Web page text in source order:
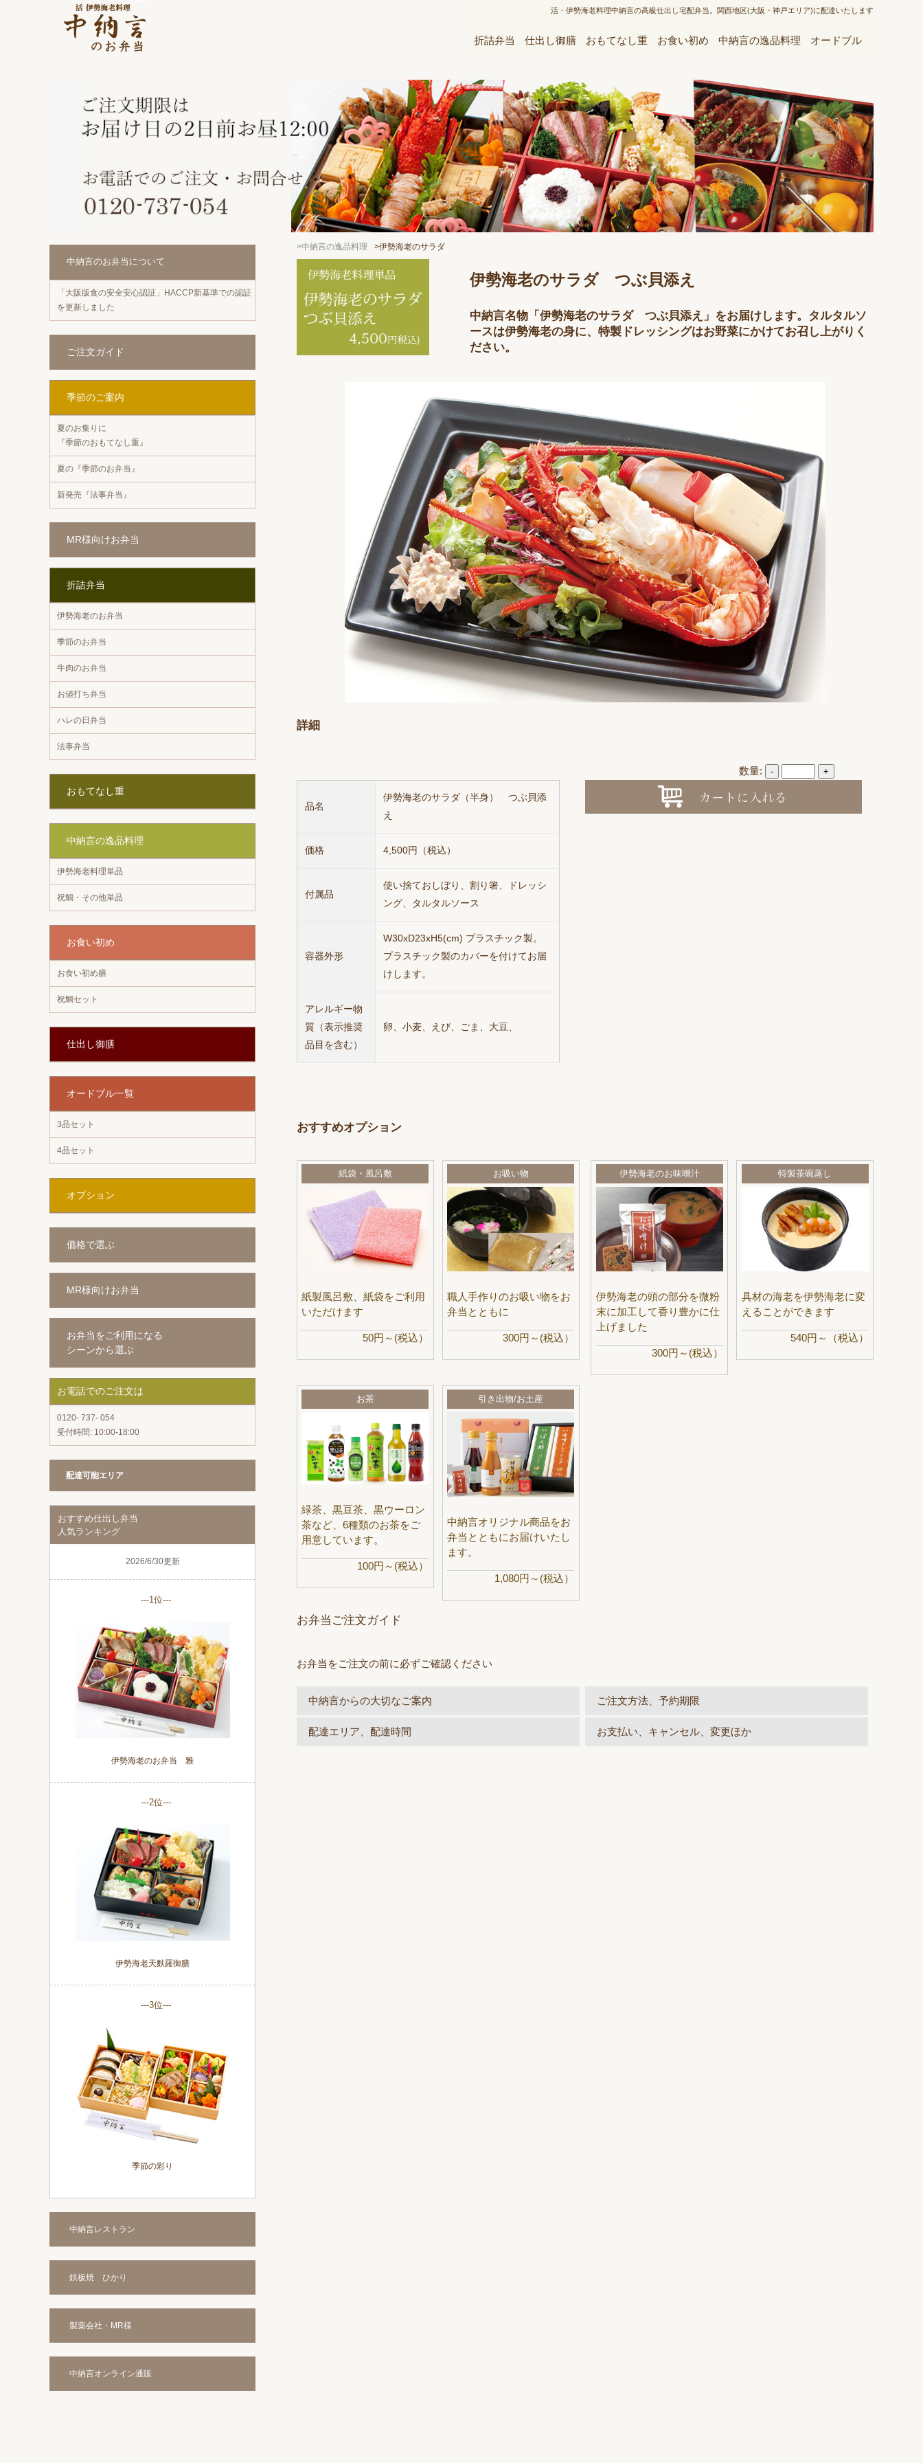
活・伊勢海老料理中納言の高級仕出し宅配弁当。関西地区(大阪・神戸エリア)に配達いたします
折詰弁当 仕出し御膳 おもてなし重 お食い初め 中納言の逸品料理 オードブル
中納言のお弁当について
「大阪版食の安全安心認証」HACCP新基準での認証
を更新しました
ご注文ガイド
季節のご案内
夏のお集りに
『季節のおもてなし重』
夏の『季節のお弁当』
新発売『法事弁当』
MR様向けお弁当
折詰弁当
伊勢海老のお弁当
季節のお弁当
牛肉のお弁当
お値打ち弁当
ハレの日弁当
法事弁当
おもてなし重
中納言の逸品料理
伊勢海老料理単品
祝鯛・その他単品
お食い初め
お食い初め膳
祝鯛セット
仕出し御膳
オードブル一覧
3品セット
4品セット
オプション
価格で選ぶ
MR様向けお弁当
お弁当をご利用になる
シーンから選ぶ
お電話でのご注文は
0120- 737- 054
受付時間: 10:00-18:00
配達可能エリア
おすすめ仕出し弁当
人気ランキング
2026/6/30更新
---1位---
伊勢海老のお弁当 雅
---2位---
伊勢海老天麩羅御膳
---3位---
季節の彩り
中納言レストラン
鉄板焼 ひかり
製薬会社・MR様
中納言オンライン通販
>中納言の逸品料理 >伊勢海老のサラダ
伊勢海老のサラダ つぶ貝添え
中納言名物「伊勢海老のサラダ つぶ貝添え」をお届けします。タルタルソ
ースは伊勢海老の身に、特製ドレッシングはお野菜にかけてお召し上がりく
ださい。
詳細
品名
伊勢海老のサラダ（半身） つぶ貝添
え
価格 4,500円（税込）
付属品
使い捨ておしぼり、割り箸、ドレッシ
ング、タルタルソース
容器外形
W30xD23xH5(cm) プラスチック製。
プラスチック製のカバーを付けてお届
けします。
アレルギー物
質（表示推奨
品目を含む）
卵、小麦、えび、ごま、大豆、
数量: - +
おすすめオプション
紙袋・風呂敷
紙製風呂敷、紙袋をご利用
いただけます
50円～(税込）
お吸い物
職人手作りのお吸い物をお
弁当とともに
300円～(税込）
伊勢海老のお味噌汁
伊勢海老の頭の部分を微粉
末に加工して香り豊かに仕
上げました
300円～(税込）
特製茶碗蒸し
具材の海老を伊勢海老に変
えることができます
540円～（税込）
お茶
緑茶、黒豆茶、黒ウーロン
茶など、6種類のお茶をご
用意しています。
100円～(税込）
引き出物/お土産
中納言オリジナル商品をお
弁当とともにお届けいたし
ます。
1,080円～(税込）
お弁当ご注文ガイド
お弁当をご注文の前に必ずご確認ください
中納言からの大切なご案内 ご注文方法、予約期限
配達エリア、配達時間 お支払い、キャンセル、変更ほか